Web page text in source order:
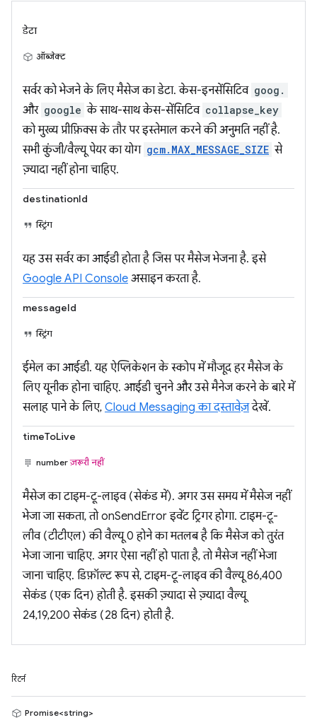
डेटा
ऑब्जेक्ट
सर्वर को भेजने के लिए मैसेज का डेटा. केस-इनसेंसिटिव goog.
और google के साथ-साथ केस-सेंसिटिव collapse_key
को मुख्य प्रीफ़िक्स के तौर पर इस्तेमाल करने की अनुमति नहीं है.
सभी कुंजी/वैल्यू पेयर का योग gcm.MAX_MESSAGE_SIZE से
ज़्यादा नहीं होना चाहिए.
destinationId
स्ट्रिंग
यह उस सर्वर का आईडी होता है जिस पर मैसेज भेजना है. इसे
Google API Console असाइन करता है.
messageId
स्ट्रिंग
ईमेल का आईडी. यह ऐप्लिकेशन के स्कोप में मौजूद हर मैसेज के
लिए यूनीक होना चाहिए. आईडी चुनने और उसे मैनेज करने के बारे में
सलाह पाने के लिए, Cloud Messaging का दस्तावेज़देखें.
timeToLive
numberज़रूरी नहीं
मैसेज का टाइम-टू-लाइव (सेकंड में). अगर उस समय में मैसेज नहीं
भेजा जा सकता, तो onSendError इवेंट ट्रिगर होगा. टाइम-टू-
लीव (टीटीएल) की वैल्यू 0 होने का मतलब है कि मैसेज को तुरंत
भेजा जाना चाहिए. अगर ऐसा नहीं हो पाता है, तो मैसेज नहीं भेजा
जाना चाहिए. डिफ़ॉल्ट रूप से, टाइम-टू-लाइव की वैल्यू 86,400
सेकंड (एक दिन) होती है. इसकी ज़्यादा से ज़्यादा वैल्यू
24,19,200 सेकंड (28 दिन) होती है.
रिटर्न
Promise<string>